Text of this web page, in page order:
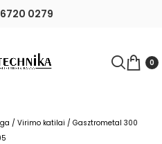
0279
0
/ Virimo katilai / Gasztrometal 300